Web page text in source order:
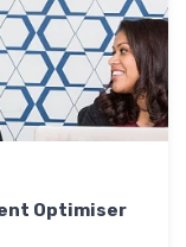
Optimiser